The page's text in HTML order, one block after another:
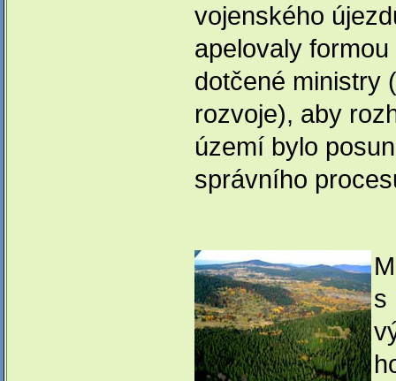
vojenského
apelovaly
dotčené ministry
rozvoje), aby
území bylo
správního
s